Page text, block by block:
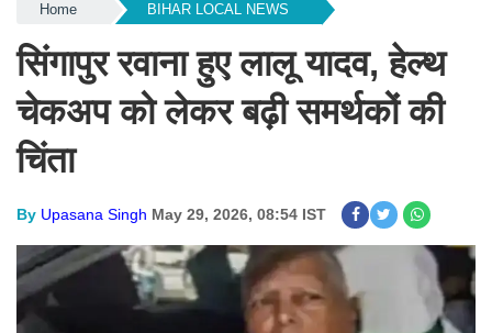
Home BIHAR LOCAL NEWS
सिंगापुर रवाना हुए लालू यादव, हेल्थ
चेकअप को लेकर बढ़ी समर्थकों की
चिंता
By Upasana Singh May 29, 2026, 08:54 IST